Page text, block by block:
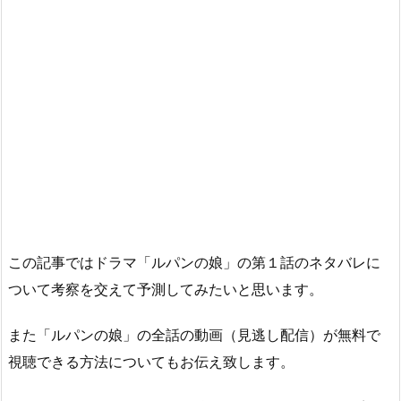
この記事ではドラマ「ルパンの娘」の第１話のネタバレに
ついて考察を交えて予測してみたいと思います。
また「ルパンの娘」の全話の動画（見逃し配信）が無料で
視聴できる方法についてもお伝え致します。